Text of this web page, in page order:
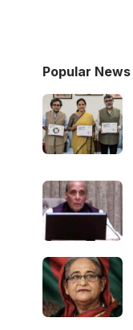
Popular News